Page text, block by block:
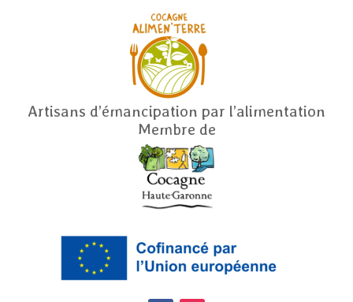
Artisans d’émancipation par l’alimentation
Membre de